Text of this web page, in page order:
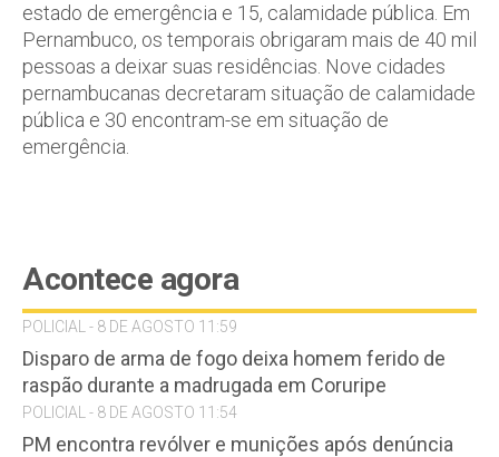
estado de emergência e 15, calamidade pública. Em
Pernambuco, os temporais obrigaram mais de 40 mil
pessoas a deixar suas residências. Nove cidades
pernambucanas decretaram situação de calamidade
pública e 30 encontram-se em situação de
emergência.
Acontece agora
POLICIAL - 8 DE AGOSTO 11:59
Disparo de arma de fogo deixa homem ferido de
raspão durante a madrugada em Coruripe
POLICIAL - 8 DE AGOSTO 11:54
PM encontra revólver e munições após denúncia